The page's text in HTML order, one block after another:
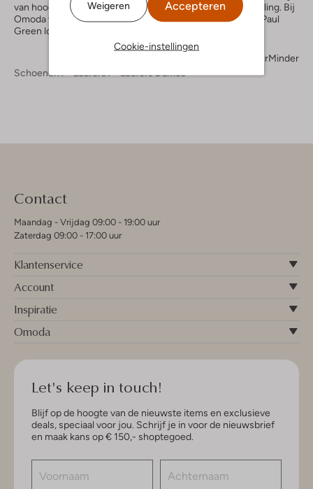
Weigeren Accepteren
Cookie-instellingen
van hoogwaardige kwaliteit en hebben een tijdloze uitstraling. Bij
Omoda vind je verschillende modellen en kleuren van de Paul
Green loafers, waaronder zwarte Paul Green-loafers.
MeerMinder
Schoenen
Loafers Loafers Dames
Contact
Maandag - Vrijdag 09:00 - 19:00 uur
Zaterdag 09:00 - 17:00 uur
Klantenservice
Account
Inspiratie
Omoda
Let's keep in touch!
Blijf op de hoogte van de nieuwste items en exclusieve
deals, speciaal voor jou. Schrijf je in voor de nieuwsbrief
en maak kans op € 150,- shoptegoed.